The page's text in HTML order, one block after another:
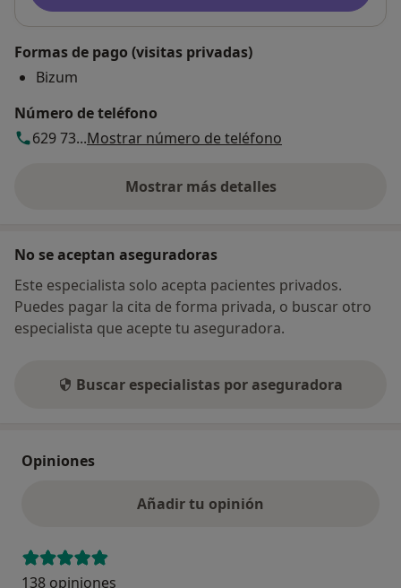
Formas de pago (visitas privadas)
Bizum
Número de teléfono
629 73...Mostrar número de teléfono
Mostrar más detalles
sobre la dirección
No se aceptan aseguradoras
Este especialista solo acepta pacientes privados.
Puedes pagar la cita de forma privada, o buscar otro
especialista que acepte tu aseguradora.
Buscar especialistas por aseguradora
Opiniones
Añadir tu opinión
138 opiniones